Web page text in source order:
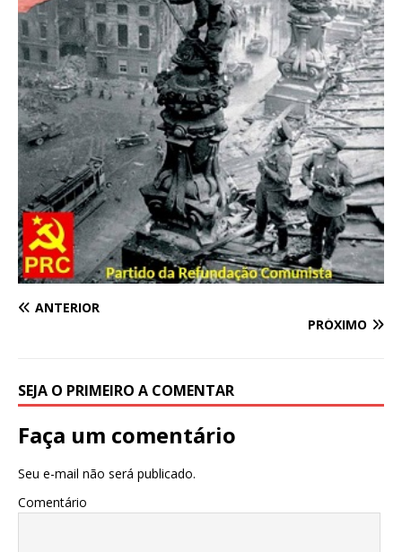
ANTERIOR
PRÓXIMO
SEJA O PRIMEIRO A COMENTAR
Faça um comentário
Seu e-mail não será publicado.
Comentário